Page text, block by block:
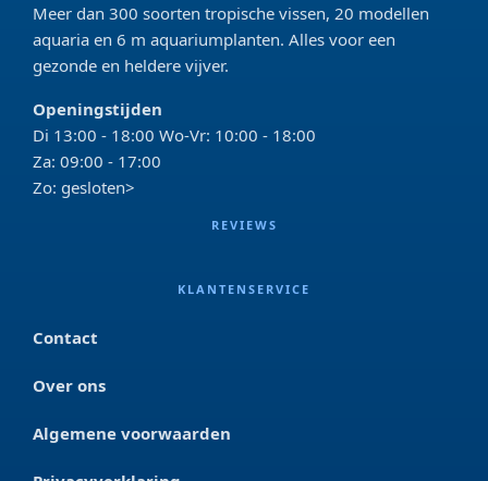
Meer dan 300 soorten tropische vissen, 20 modellen
aquaria en 6 m aquariumplanten. Alles voor een
gezonde en heldere vijver.
Openingstijden
Di 13:00 - 18:00 Wo-Vr: 10:00 - 18:00
Za: 09:00 - 17:00
Zo: gesloten>
REVIEWS
KLANTENSERVICE
Contact
Over ons
Algemene voorwaarden